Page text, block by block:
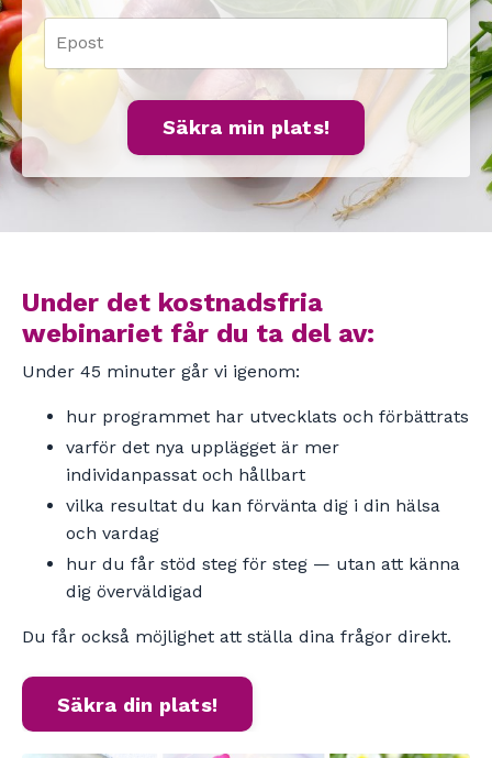
Säkra min plats!
Under det kostnadsfria
webinariet får du ta del av:
Under 45 minuter går vi igenom:
hur programmet har utvecklats och förbättrats
varför det nya upplägget är mer
individanpassat och hållbart
vilka resultat du kan förvänta dig i din hälsa
och vardag
hur du får stöd steg för steg — utan att känna
dig överväldigad
Du får också möjlighet att ställa dina frågor direkt.
Säkra din plats!